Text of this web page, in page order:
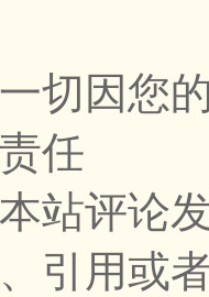
切因您
任
站评论
引用或